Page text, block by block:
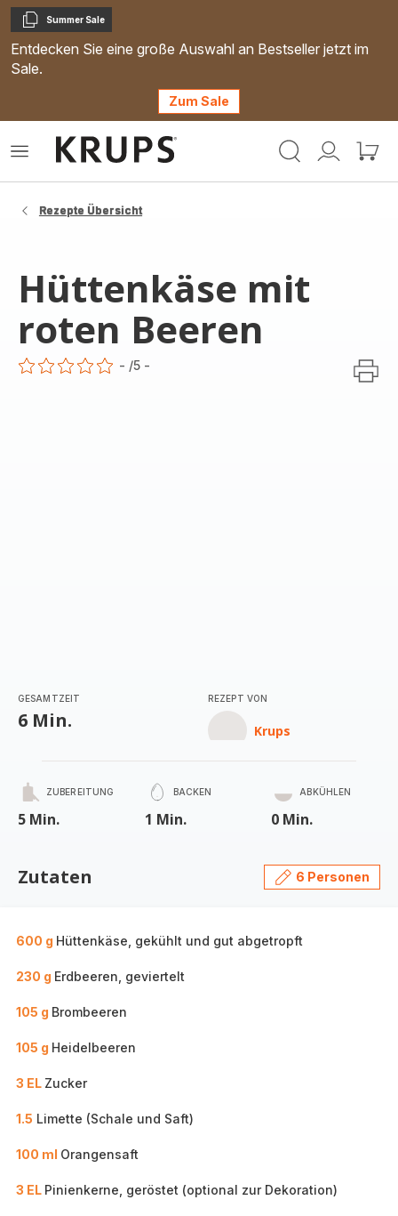
Kopieren
Summer Sale
Entdecken Sie eine große Auswahl an Bestseller jetzt im
Sale.
Zum Sale
Mein
Mein
Das
Rezepte Übersicht
Hüttenkäse mit
roten Beeren
- /5 -
GESAMTZEIT
6 Min.
REZEPT VON
Krups
ZUBEREITUNG
5 Min.
BACKEN
1 Min.
ABKÜHLEN
0 Min.
Zutaten 6 Personen
600 g Hüttenkäse, gekühlt und gut abgetropft
230 g Erdbeeren, geviertelt
105 g Brombeeren
105 g Heidelbeeren
3 EL Zucker
1.5 Limette (Schale und Saft)
100 ml Orangensaft
3 EL Pinienkerne, geröstet (optional zur Dekoration)